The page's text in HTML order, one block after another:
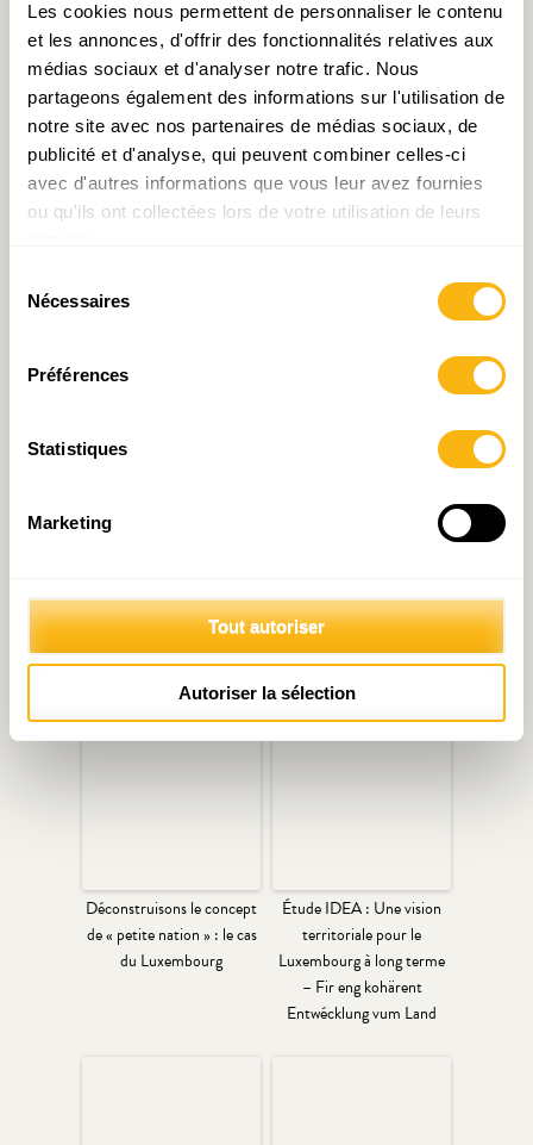
Les cookies nous permettent de personnaliser le contenu
et les annonces, d'offrir des fonctionnalités relatives aux
médias sociaux et d'analyser notre trafic. Nous
partageons également des informations sur l'utilisation de
notre site avec nos partenaires de médias sociaux, de
publicité et d'analyse, qui peuvent combiner celles-ci
avec d'autres informations que vous leur avez fournies
ou qu'ils ont collectées lors de votre utilisation de leurs
Nécessaires
Préférences
Statistiques
Marketing
Tout autoriser
Autoriser la sélection
Pour télécharger le Tableau de Bord Economique
et Social :
Pour télécharger le Tableau de Bord Economique
Articles liés
Déconstruisons le concept
de « petite nation » : le cas
du Luxembourg
Étude IDEA : Une vision
territoriale pour le
Luxembourg à long terme
– Fir eng kohärent
Entwécklung vum Land